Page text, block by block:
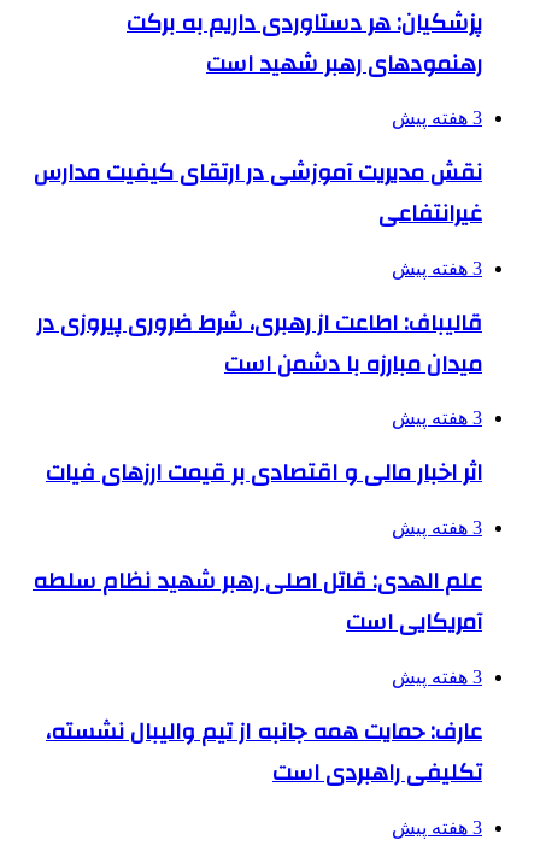
پزشکیان: هر دستاوردی داریم به برکت
رهنمودهای رهبر شهید است
3 هفته پیش
نقش مدیریت آموزشی در ارتقای کیفیت مدارس
غیرانتفاعی
3 هفته پیش
قالیباف: اطاعت از رهبری، شرط ضروری پیروزی در
میدان مبارزه با دشمن است
3 هفته پیش
اثر اخبار مالی و اقتصادی بر قیمت ارزهای فیات
3 هفته پیش
علم الهدی: قاتل اصلی رهبر شهید نظام سلطه
آمریکایی است
3 هفته پیش
عارف: حمایت همه جانبه از تیم والیبال نشسته،
تکلیفی راهبردی است
3 هفته پیش